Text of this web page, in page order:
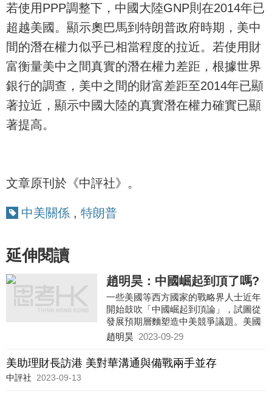
若使用PPP調整下，中國大陸GNP則在2014年已
超越美國。顯示奧巴馬到特朗普政府時期，美中
間的潛在權力似乎已相當程度的拉近。若使用財
富衡量美中之間真實的潛在權力差距，根據世界
銀行的調查，美中之間的財富差距至2014年已顯
著拉近，顯示中國大陸的真實潛在權力確實已顯
著提高。
文章原刊於《中評社》。
中美關係 , 特朗普
延伸閱讀
趙明昊：中國崛起到頂了嗎?
一些美國等西方國家的戰略界人士近年
開始鼓吹「中國崛起到頂論」，試圖從
發展預期層麵塑造中美競爭議題。美國
塔夫茨大學教授邁克爾·貝克利等人認
壓力加大、西方對華脫鈎等因素，中國
的發展會在未來數年陷入停滯，中國的
趙明昊 2023-09-29
美助理財長訪港 美對華溝通與備戰兩手並存
中評社 2023-09-13